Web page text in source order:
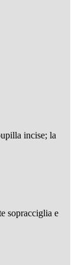
incise; la
sopracciglia e